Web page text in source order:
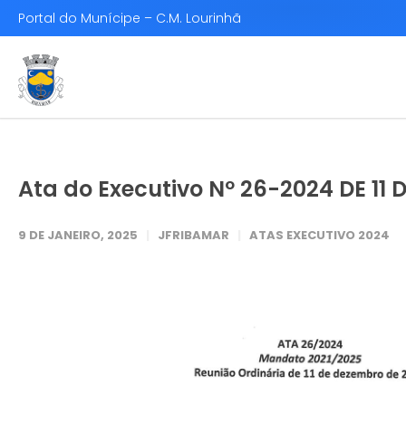
Portal do Munícipe – C.M. Lourinhã
Ata do Executivo Nº 26-2024 DE 11
9 DE JANEIRO, 2025 JFRIBAMAR ATAS EXECUTIVO 2024